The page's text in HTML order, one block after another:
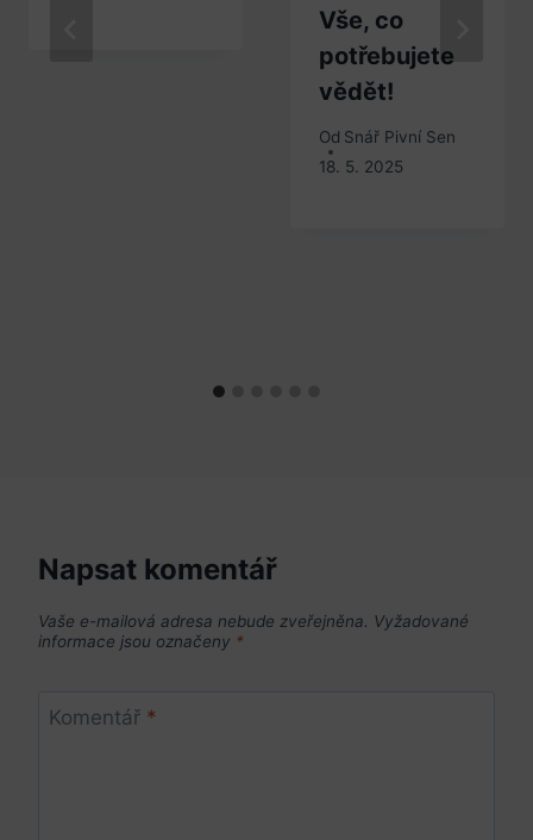
Vše, co
potřebujete
vědět!
Od Snář Pivní Sen
18. 5. 2025
Napsat komentář
Vaše e-mailová adresa nebude zveřejněna. Vyžadované
informace jsou označeny *
Komentář *